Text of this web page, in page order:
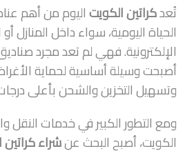
تُعدكراتين الكويتاليوم من أهم
الحياة اليومية، سواء داخل المنازل
الإلكترونية. فهي لم تعد مجرد
أصبحت وسيلة أساسية لحماية
وتسهيل التخزين والشحن بأعلى
ومع التطور الكبير في خدمات النقل
الكويت، أصبح البحث عنشراء